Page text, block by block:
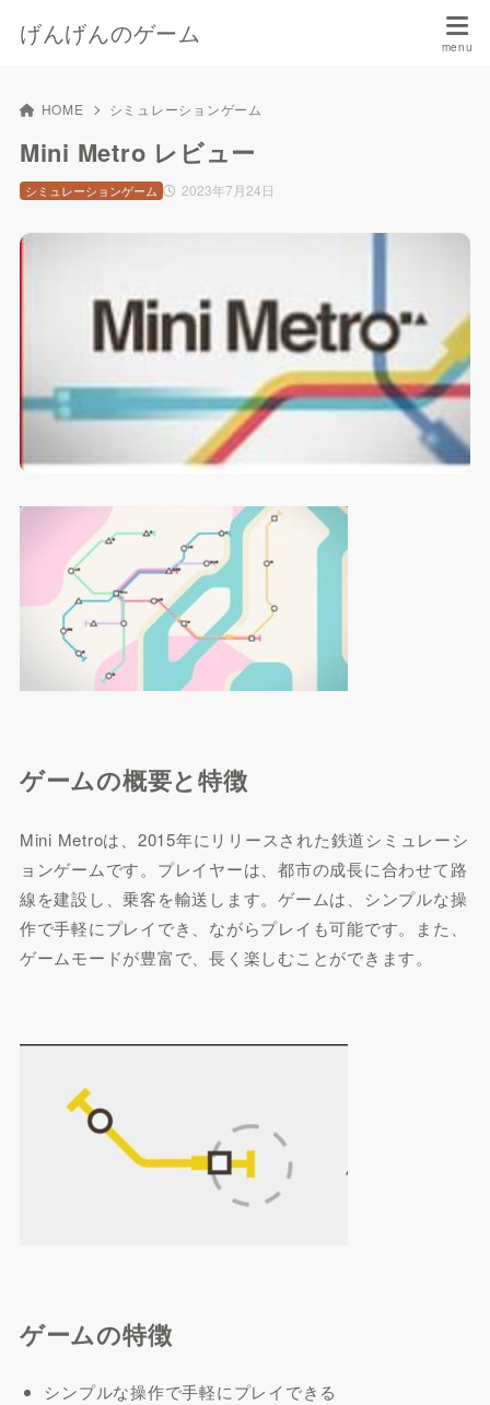
げんげんのゲーム
HOME シミュレーションゲーム
Mini Metro レビュー
2023年7月24日
シミュレーションゲーム
ゲームの概要と特徴
Mini Metroは、2015年にリリースされた鉄道シミュレーシ
ョンゲームです。プレイヤーは、都市の成長に合わせて路
線を建設し、乗客を輸送します。ゲームは、シンプルな操
作で手軽にプレイでき、ながらプレイも可能です。また、
ゲームモードが豊富で、長く楽しむことができます。
ゲームの特徴
シンプルな操作で手軽にプレイできる